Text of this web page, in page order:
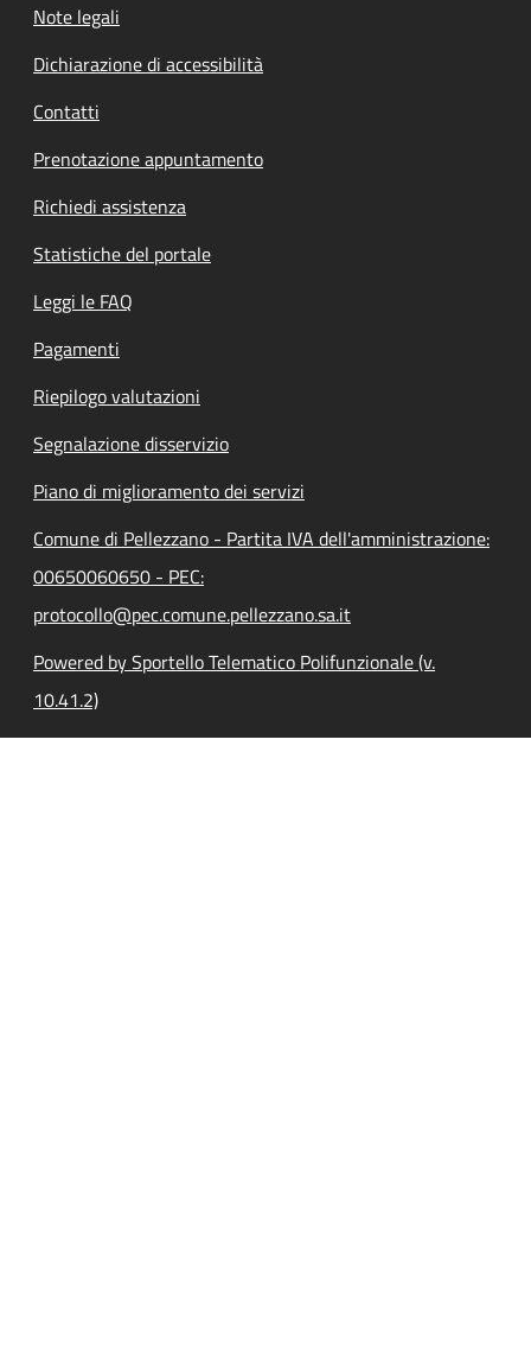
Note legali
Dichiarazione di accessibilità
Contatti
Prenotazione appuntamento
Richiedi assistenza
Statistiche del portale
Leggi le FAQ
Pagamenti
Riepilogo valutazioni
Segnalazione disservizio
Piano di miglioramento dei servizi
Comune di Pellezzano - Partita IVA dell'amministrazione:
00650060650 - PEC:
protocollo@pec.comune.pellezzano.sa.it
Powered by Sportello Telematico Polifunzionale (v.
10.41.2)